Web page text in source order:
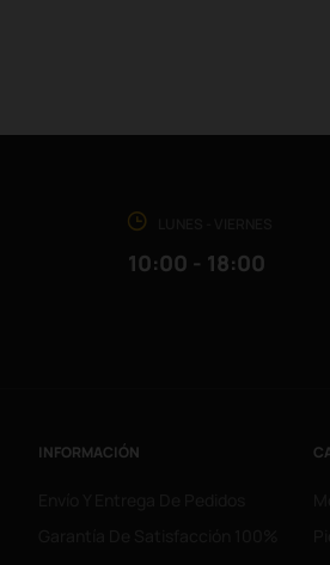
10:00 - 18:00
INFORMACIÓN